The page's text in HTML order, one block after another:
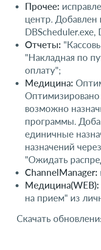
Прочее:
центр.
DBScheduler.exe,
Отчеты:
"Накладная по
оплату";
Медицина:
Оптимизировано
возможно
программы.
единичные
назначений
"Ожидать
ChannelManager:
Медицина(WEB):
на прием" из
Скачать